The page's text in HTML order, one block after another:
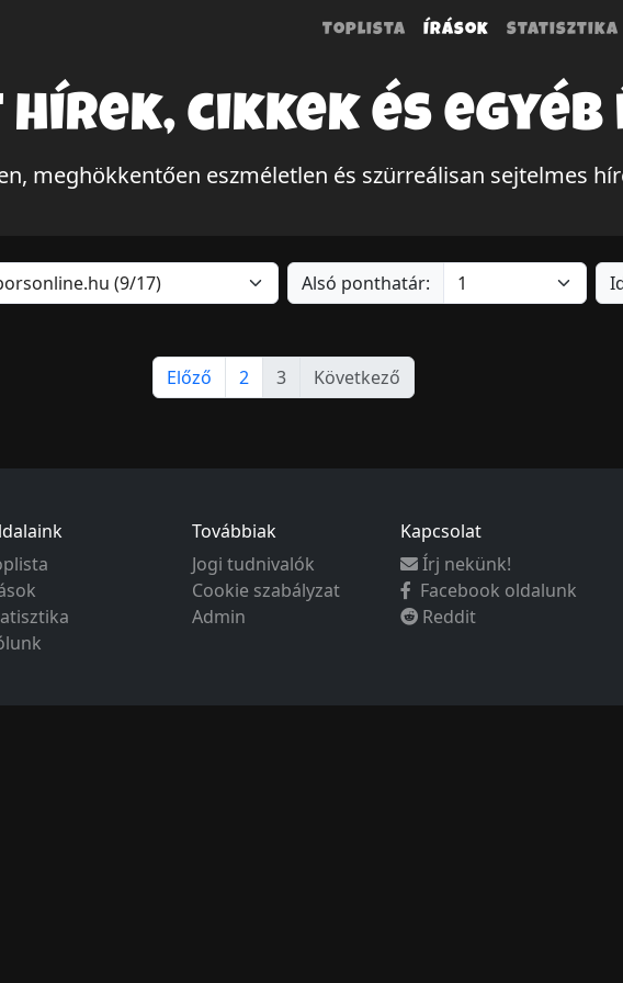
Toplista Írások Statisztika
cikkek és
meghökkentően eszméletlen és szürreálisan sejtelmes
Alsó ponthatár:
Előző 2 3 Következő
Továbbiak
Jogi tudnivalók
Cookie szabályzat
Admin
Kapcsolat
Írj nekünk!
Facebook oldalunk
Reddit